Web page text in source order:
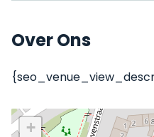
Over Ons
+